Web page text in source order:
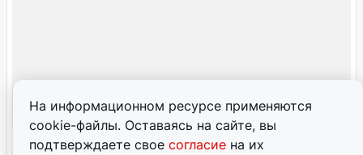
На информационном ресурсе применяются
cookie-файлы. Оставаясь на сайте, вы
подтверждаете свое согласие на их